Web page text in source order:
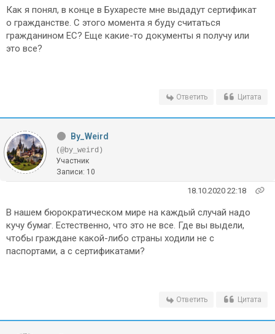
Как я понял, в конце в Бухаресте мне выдадут сертификат
о гражданстве. С этого момента я буду считаться
гражданином ЕС? Еще какие-то документы я получу или
это все?
Ответить Цитата
By_Weird
(@by_weird)
Участник
Записи: 10
18.10.2020 22:18
В нашем бюрократическом мире на каждый случай надо
кучу бумаг. Естественно, что это не все. Где вы выдели,
чтобы граждане какой-либо страны ходили не с
паспортами, а с сертификатами?
Ответить Цитата